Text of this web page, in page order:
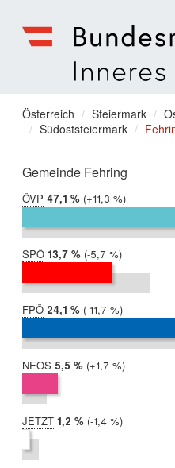
für
Inneres
Sie
befinden
hier:
Österreich Steiermark
Südoststeiermark
Gemeinde Fehring
ÖVP 2019:
47,1 %
2017:
35,8 %
Differenz:
+11,3 %
SPÖ 2019:
13,7 %
2017:
19,4 %
Differenz:
-5,7 %
FPÖ 2019:
24,1 %
2017:
35,9 %
Differenz:
-11,7 %
NEOS 2019:
5,5 %
2017:
3,8 %
Differenz:
+1,7 %
JETZT 2019:
1,2 %
2017:
2,6 %
Differenz:
-1,4 %